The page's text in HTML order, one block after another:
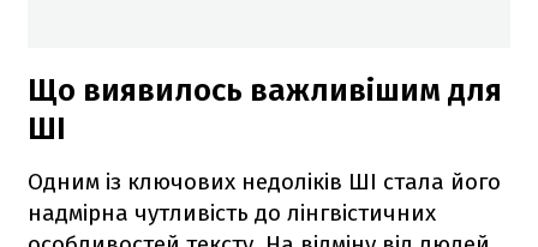
Що виявилось важливішим для
ШІ
Одним із ключових недоліків ШІ стала його
надмірна чутливість до лінгвістичних